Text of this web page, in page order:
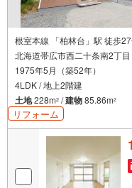
根室本線 「柏林台」駅 徒歩
北海道帯広市西二十条南2丁目
1975年5月（築52年）
4LDK / 地上2階建
土地228m2 /建物85.86m2
リフォーム